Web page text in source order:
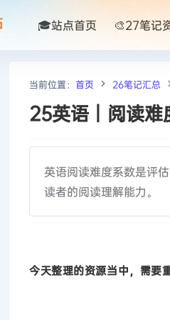
🎓站点首页 🎨27笔记
当前位置： 首页 26笔记汇总
25英语丨阅读
英语阅读难度系数是评
读者的阅读理解能力。
今天整理的资源当中，需要